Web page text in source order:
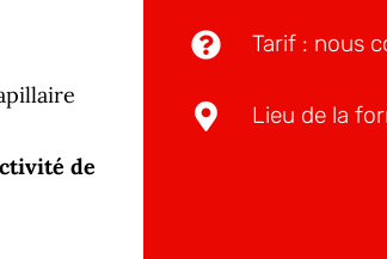
de
Tarif : nous
Lieu de la